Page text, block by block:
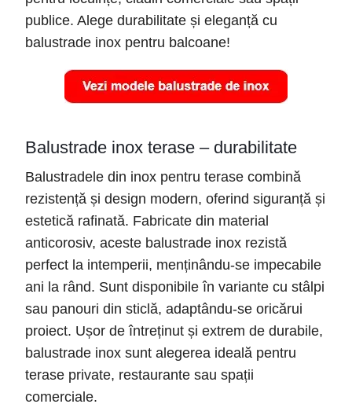
publice. Alege durabilitate și eleganță cu
balustrade inox pentru balcoane!
Balustrade inox terase – durabilitate
Balustradele din inox pentru terase combină
rezistență și design modern, oferind siguranță și
estetică rafinată. Fabricate din material
anticorosiv, aceste balustrade inox rezistă
perfect la intemperii, menținându-se impecabile
ani la rând. Sunt disponibile în variante cu stâlpi
sau panouri din sticlă, adaptându-se oricărui
proiect. Ușor de întreținut și extrem de durabile,
balustrade inox sunt alegerea ideală pentru
terase private, restaurante sau spații
comerciale.